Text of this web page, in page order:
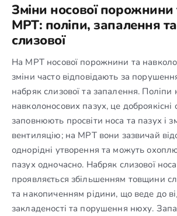
Зміни носової порожнини
МРТ: поліпи, запалення
слизової
На МРТ носової порожнини та
зміни часто відповідають за
набряк слизової та запалення. Поліпи
навколоносових пазух, це доброякісні
заповнюють просвіти носа та пазух і
вентиляцію; на МРТ вони зазвичай
однорідні утворення та можуть
пазух одночасно. Набряк слизової
проявляється збільшенням товщини
та накопиченням рідини, що веде до
закладеності та порушення нюху.